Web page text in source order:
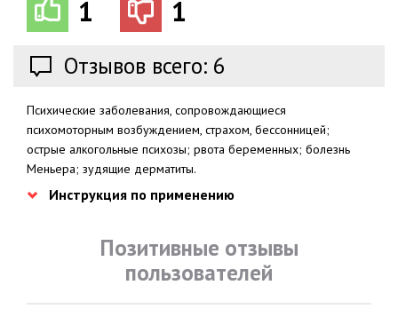
1 1
Отзывов всего: 6
Психические заболевания, сопровождающиеся
психомоторным возбуждением, страхом, бессонницей;
острые алкогольные психозы; рвота беременных; болезнь
Меньера; зудящие дерматиты.
Инструкция по применению
Позитивные отзывы
пользователей